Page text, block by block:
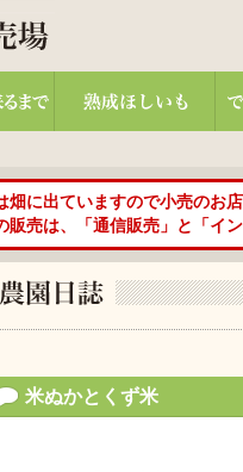
畑に出ていますので小売のお
販売は、「通信販売」と「イ
米ぬかとくず米